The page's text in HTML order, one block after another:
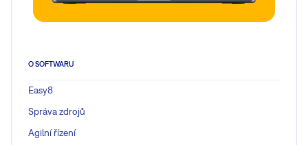
O SOFTWARU
Easy8
Správa zdrojů
Agilní řízení